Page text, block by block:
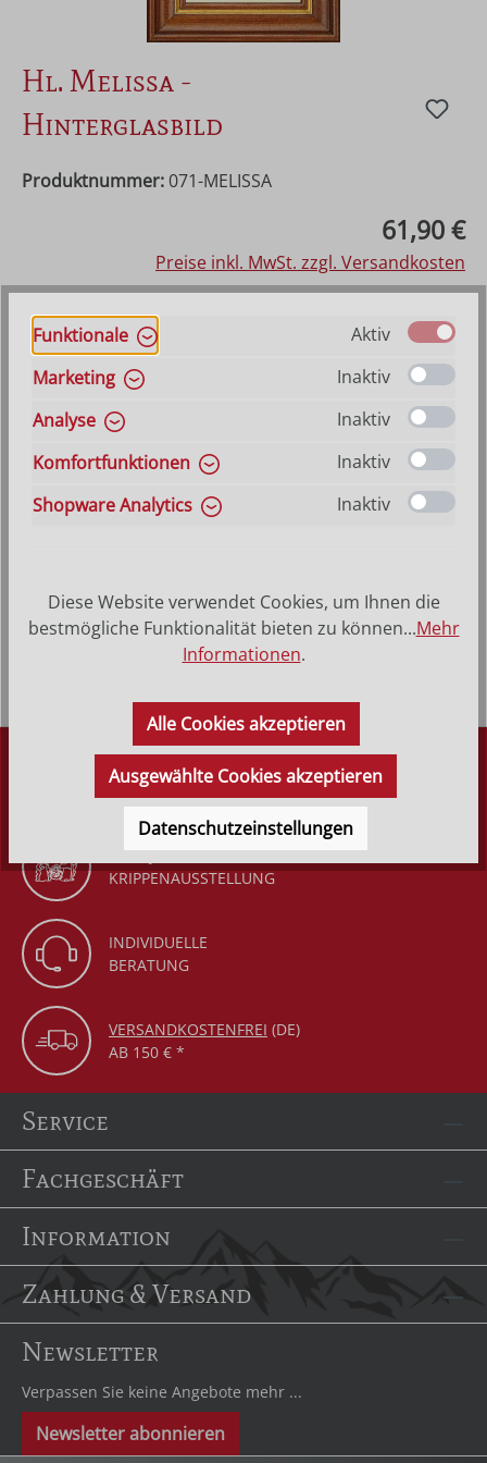
Hl. Melissa -
Hinterglasbild
Produktnummer: 071-MELISSA
61,90 €
Preise inkl. MwSt. zzgl. Versandkosten
Vorraussichtlich lieferbar ab 21. August 2026
Produkt Anzahl: Gib den gewünschten
VERSANDKOSTENFREI (DE) AB 150,-*
Namenspatron mit Heiligenname, Hinterglasmalerei
Rahmen aus Echtholz &ndas…Mehr
DÜRR KRIPPEN
SEIT 1977
GANZJÄHRIGE
KRIPPENAUSSTELLUNG
INDIVIDUELLE
BERATUNG
VERSANDKOSTENFREI (DE)
AB 150 € *
Service
Fachgeschäft
Information
Zahlung & Versand
Newsletter
Verpassen Sie keine Angebote mehr ...
Newsletter abonnieren
Funktionale
Aktiv
Marketing
Inaktiv
Analyse
Inaktiv
Komfortfunktionen
Inaktiv
Shopware Analytics
Inaktiv
Diese Website verwendet Cookies, um Ihnen die
bestmögliche Funktionalität bieten zu können...Mehr
Informationen.
Alle Cookies akzeptieren
Ausgewählte Cookies akzeptieren
Datenschutzeinstellungen